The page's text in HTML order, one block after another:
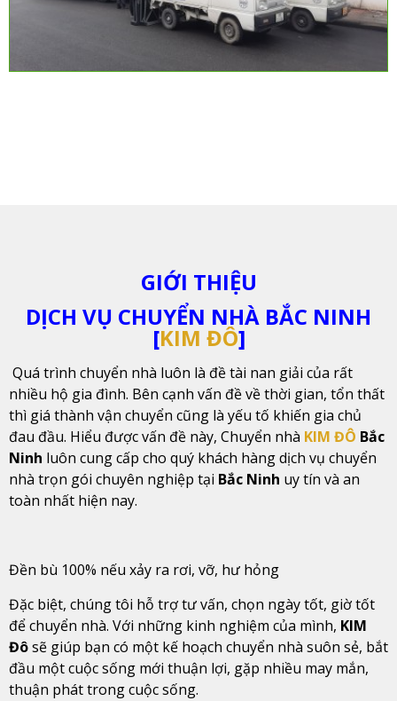
GIỚI THIỆU
DỊCH VỤ CHUYỂN NHÀ BẮC NINH
[KIM ĐÔ]
Quá trình chuyển nhà luôn là đề tài nan giải của rất
nhiều hộ gia đình. Bên cạnh vấn đề về thời gian, tổn thất
thì giá thành vận chuyển cũng là yếu tố khiến gia chủ
đau đầu. Hiểu được vấn đề này, Chuyển nhà KIM ĐÔ Bắc
Ninh luôn cung cấp cho quý khách hàng dịch vụ chuyển
nhà trọn gói chuyên nghiệp tại Bắc Ninh uy tín và an
toàn nhất hiện nay.
Đền bù 100% nếu xảy ra rơi, vỡ, hư hỏng
Đặc biệt, chúng tôi hỗ trợ tư vấn, chọn ngày tốt, giờ tốt
để chuyển nhà. Với những kinh nghiệm của mình, KIM
Đôsẽ giúp bạn có một kế hoạch chuyển nhà suôn sẻ, bắt
đầu một cuộc sống mới thuận lợi, gặp nhiều may mắn,
thuận phát trong cuộc sống.